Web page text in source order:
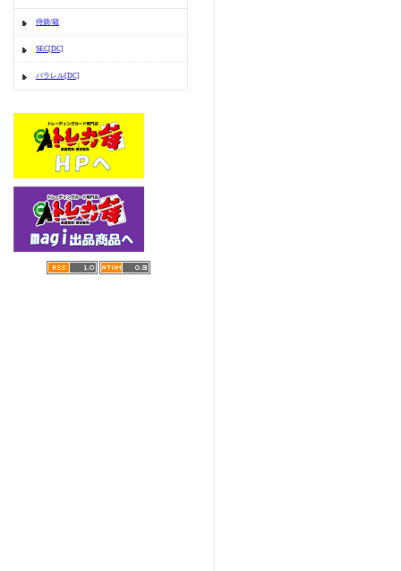
侍袋/箱
SEC[DC]
パラレル[DC]